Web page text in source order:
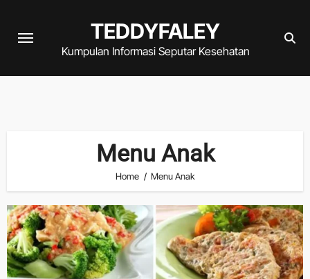
TEDDYFALEY
Kumpulan Informasi Seputar Kesehatan
Menu Anak
Home Menu Anak